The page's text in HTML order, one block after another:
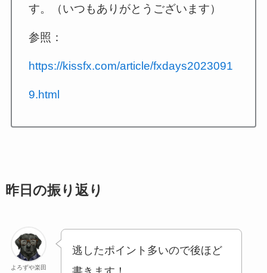
す。（いつもありがとうございます）
参照：
https://kissfx.com/article/fxdays2023091
9.html
昨日の振り返り
よろずや楽田
逃したポイント多いので後ほど